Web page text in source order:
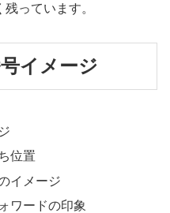
っています。
イメージ
位置
イメージ
ワードの印象